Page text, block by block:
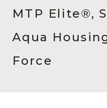
关于我们
MTP Elite®,
Aqua
Force